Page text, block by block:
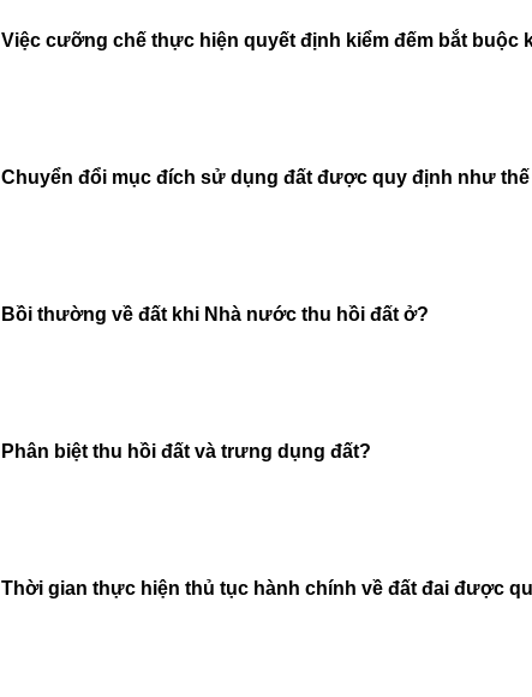
Việc cưỡng chế thực hiện quyết định kiểm đếm bắt buộc
Chuyển đổi mục đích sử dụng đất được quy định như thế
Bồi thường về đất khi Nhà nước thu hồi đất ở?
Phân biệt thu hồi đất và trưng dụng đất?
Thời gian thực hiện thủ tục hành chính về đất đai được